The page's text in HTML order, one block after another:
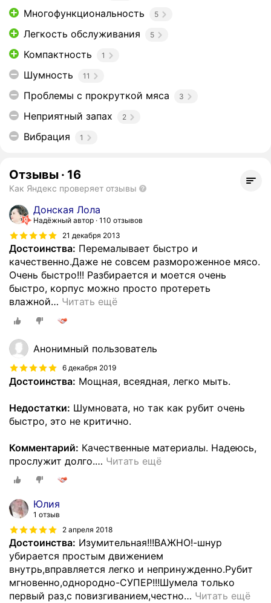
Многофункциональность 5
Легкость обслуживания 5
Компактность 1
Шумность 11
Проблемы с прокруткой мяса 3
Неприятный запах 2
Вибрация 1
Отзывы · 16
Как Яндекс проверяет отзывы
Донская Лола
Надёжный автор 110 отзывов
21 декабря 2013
Достоинства: Перемалывает быстро и
качественно.Даже не совсем размороженное мясо.
Очень быстро!!! Разбирается и моется очень
быстро, корпус можно просто протереть
влажной… Читать ещё
Анонимный пользователь
6 декабря 2019
Достоинства: Мощная, всеядная, легко мыть.
Недостатки: Шумновата, но так как рубит очень
быстро, это не критично.
Комментарий: Качественные материалы. Надеюсь,
прослужит долго.… Читать ещё
Юлия
1 отзыв
2 апреля 2018
Достоинства: Изумительная!!!ВАЖНО!-шнур
убирается простым движением
внутрь,вправляется легко и непринужденно.Рубит
мгновенно,однородно-СУПЕР!!!Шумела только
первый раз,с повизгиванием,честно… Читать ещё